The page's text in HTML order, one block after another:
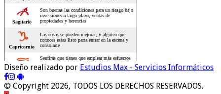
Diseño realizado por Estudios Max - Servicios Informáticos
© Copyright 2026, TODOS LOS DERECHOS RESERVADOS.